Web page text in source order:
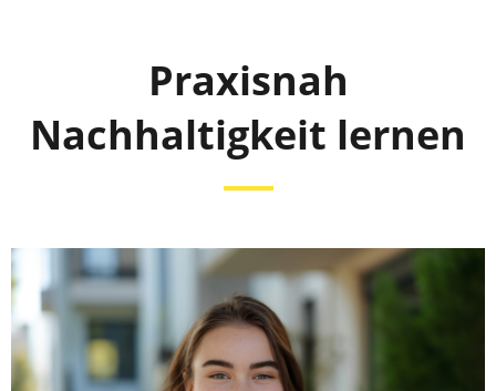
Praxisnah
Nachhaltigkeit lernen